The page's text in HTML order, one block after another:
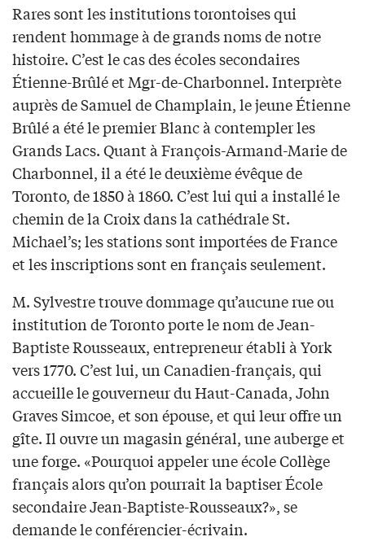
Rares sont les institutions torontoises qui
rendent hommage à de grands noms de notre
histoire. C’est le cas des écoles secondaires
Étienne-Brûlé et Mgr-de-Charbonnel. Interprète
auprès de Samuel de Champlain, le jeune Étienne
Brûlé a été le premier Blanc à contempler les
Grands Lacs. Quant à François-Armand-Marie de
Charbonnel, il a été le deuxième évêque de
Toronto, de 1850 à 1860. C’est lui qui a installé le
chemin de la Croix dans la cathédrale St.
Michael’s; les stations sont importées de France
et les inscriptions sont en français seulement.
M. Sylvestre trouve dommage qu’aucune rue ou
institution de Toronto porte le nom de Jean-
Baptiste Rousseaux, entrepreneur établi à York
vers 1770. C’est lui, un Canadien-français, qui
accueille le gouverneur du Haut-Canada, John
Graves Simcoe, et son épouse, et qui leur offre un
gîte. Il ouvre un magasin général, une auberge et
une forge. «Pourquoi appeler une école Collège
français alors qu’on pourrait la baptiser École
secondaire Jean-Baptiste-Rousseaux?», se
demande le conférencier-écrivain.